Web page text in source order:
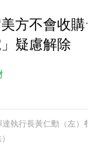
方不會收購
疑慮解除
執行長黃仁勳（左）餐